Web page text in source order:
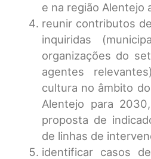
e na região Alentejo
reunir contributos
inquiridas
organizações do
agentes
cultura no âmbito
Alentejo para
proposta de
de linhas de
identificar casos